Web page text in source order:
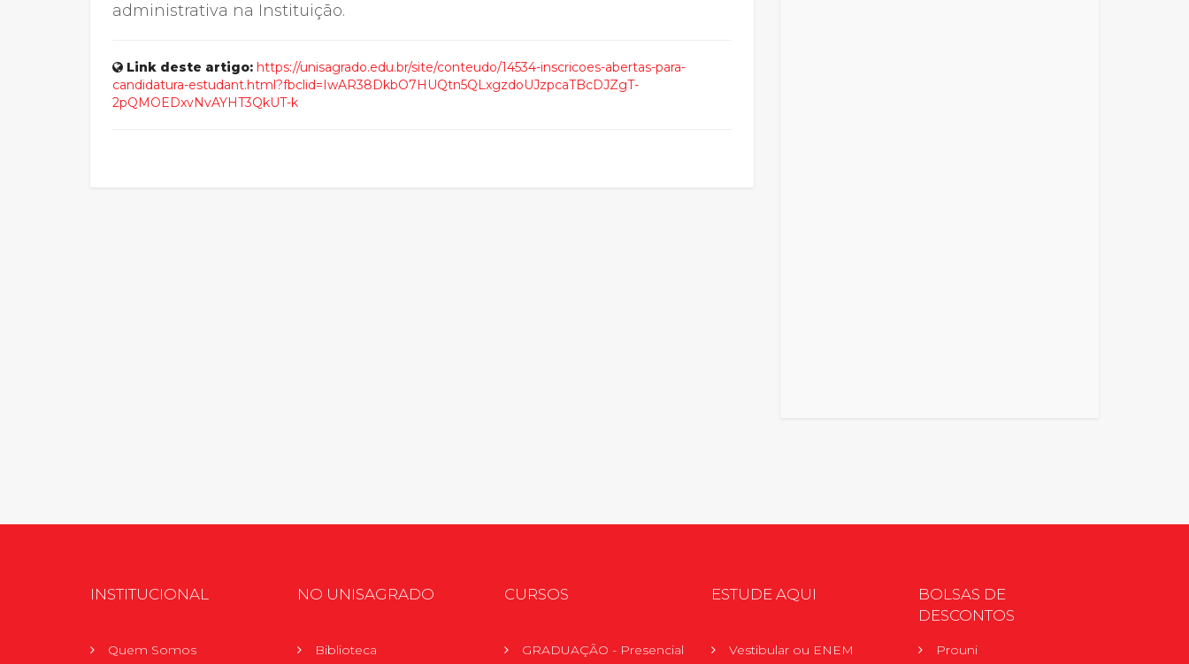
administrativa na Instituição.
Link deste artigo: https://unisagrado.edu.br/site/conteudo/14534-inscricoes-abertas-para-
candidatura-estudant.html?fbclid=IwAR38DkbO7HUQtn5QLxgzdoUJzpcaTBcDJZgT-
2pQMOEDxvNvAYHT3QkUT-k
INSTITUCIONAL
Quem Somos
NO UNISAGRADO
Biblioteca
CURSOS
GRADUAÇÃO - Presencial
ESTUDE AQUI
Vestibular ou ENEM
BOLSAS DE
DESCONTOS
Prouni